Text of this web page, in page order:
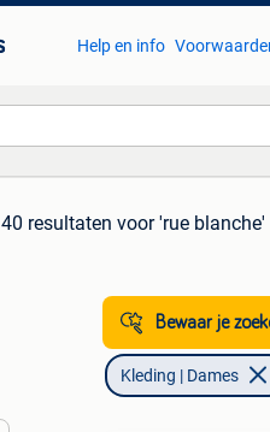
Help en info
40 resultaten voor 'rue blanche'
Bewaar je
Kleding | Dames